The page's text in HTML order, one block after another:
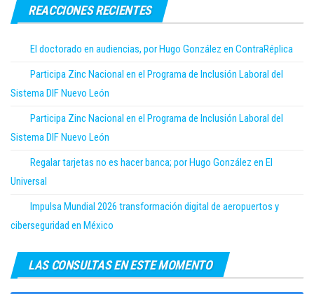
REACCIONES RECIENTES
El doctorado en audiencias, por Hugo González en ContraRéplica
Participa Zinc Nacional en el Programa de Inclusión Laboral del
Sistema DIF Nuevo León
Participa Zinc Nacional en el Programa de Inclusión Laboral del
Sistema DIF Nuevo León
Regalar tarjetas no es hacer banca; por Hugo González en El
Universal
Impulsa Mundial 2026 transformación digital de aeropuertos y
ciberseguridad en México
LAS CONSULTAS EN ESTE MOMENTO